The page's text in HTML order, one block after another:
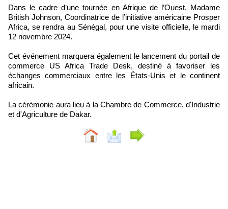
Dans le cadre d’une tournée en Afrique de l’Ouest, Madame
British Johnson, Coordinatrice de l’initiative américaine Prosper
Africa, se rendra au Sénégal, pour une visite officielle, le mardi
12 novembre 2024.
Cet événement marquera également le lancement du portail de
commerce US Africa Trade Desk, destiné à favoriser les
échanges commerciaux entre les États-Unis et le continent
africain.
La cérémonie aura lieu à la Chambre de Commerce, d'Industrie
et d'Agriculture de Dakar.